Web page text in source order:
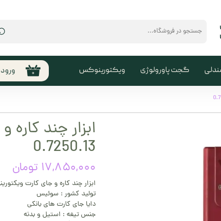
گجت پاورولوژی ویکتورینوکس ۰ ورود
ابزار چند
0.7250.13
۱۷,۸۵۰,۰۰۰ تومان
ابزار چند کاره و جای کارت ویکتورینوکس
تولید کشور : سوئیس
دایا جای کارت های بانکی
جنس تیغه : استیل و بدنه